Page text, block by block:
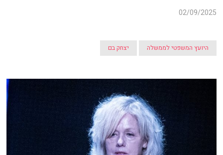
02/09/2025
היועץ המשפטי לממשלה יצחק בם